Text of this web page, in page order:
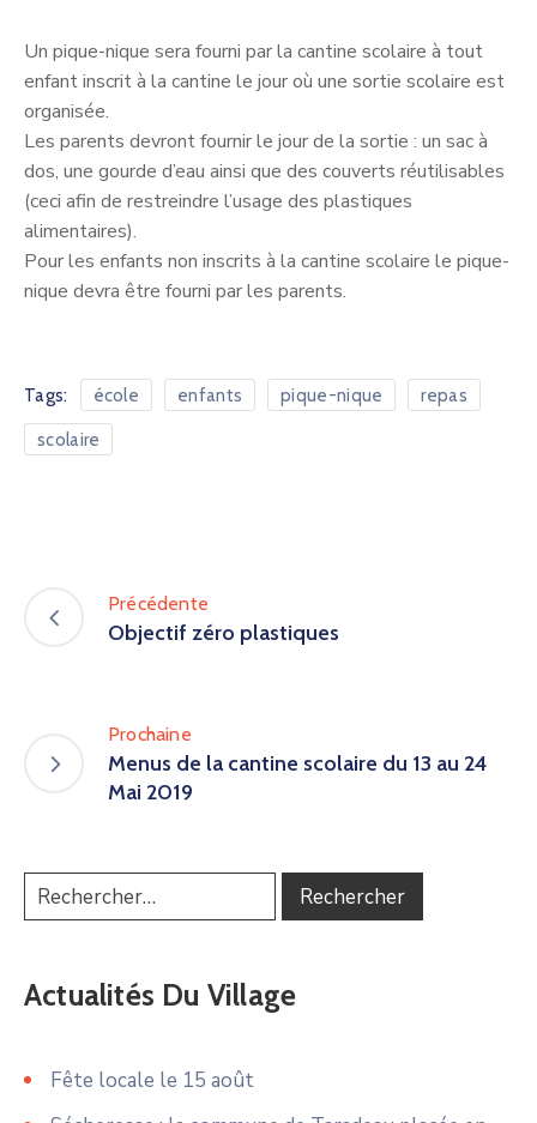
Un pique-nique sera fourni par la cantine scolaire à tout
enfant inscrit à la cantine le jour où une sortie scolaire est
organisée.
Les parents devront fournir le jour de la sortie : un sac à
dos, une gourde d’eau ainsi que des couverts réutilisables
(ceci afin de restreindre l’usage des plastiques
alimentaires).
Pour les enfants non inscrits à la cantine scolaire le pique-
nique devra être fourni par les parents.
Tags: école enfants pique-nique repas
scolaire
Précédente
Objectif zéro plastiques
Prochaine
Menus de la cantine scolaire du 13 au 24
Mai 2019
Actualités Du Village
Fête locale le 15 août